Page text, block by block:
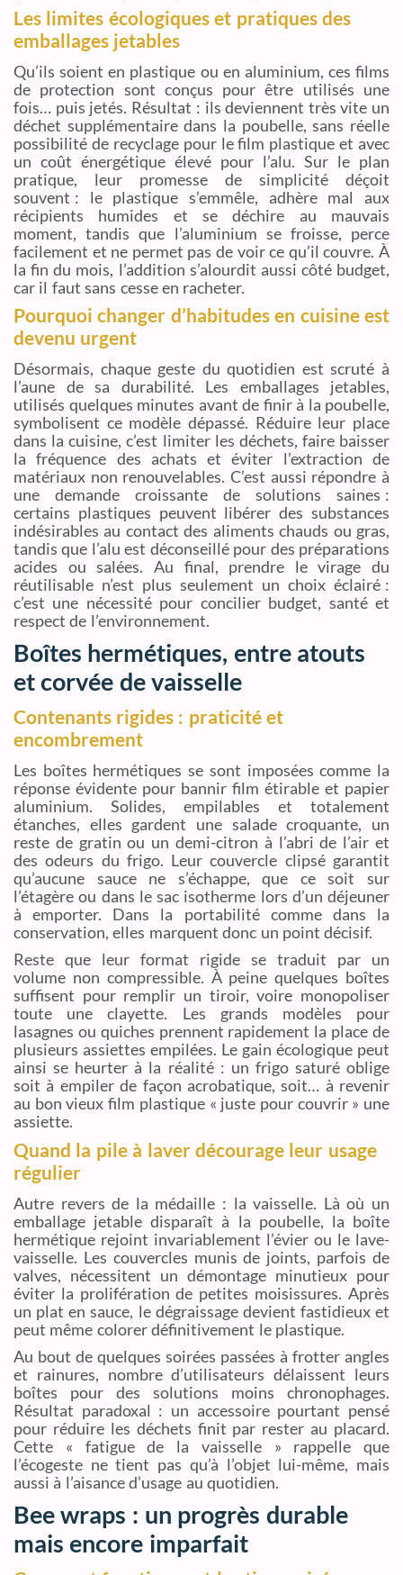
Les limites écologiques et pratiques des
emballages jetables
Qu’ils soient en plastique ou en aluminium, ces films
de protection sont conçus pour être utilisés une
fois… puis jetés. Résultat : ils deviennent très vite un
déchet supplémentaire dans la poubelle, sans réelle
possibilité de recyclage pour le film plastique et avec
un coût énergétique élevé pour l’alu. Sur le plan
pratique, leur promesse de simplicité déçoit
souvent : le plastique s’emmêle, adhère mal aux
récipients humides et se déchire au mauvais
moment, tandis que l’aluminium se froisse, perce
facilement et ne permet pas de voir ce qu’il couvre. À
la fin du mois, l’addition s’alourdit aussi côté budget,
car il faut sans cesse en racheter.
Pourquoi changer d’habitudes en cuisine est
devenu urgent
Désormais, chaque geste du quotidien est scruté à
l’aune de sa durabilité. Les emballages jetables,
utilisés quelques minutes avant de finir à la poubelle,
symbolisent ce modèle dépassé. Réduire leur place
dans la cuisine, c’est limiter les déchets, faire baisser
la fréquence des achats et éviter l’extraction de
matériaux non renouvelables. C’est aussi répondre à
une demande croissante de solutions saines :
certains plastiques peuvent libérer des substances
indésirables au contact des aliments chauds ou gras,
tandis que l’alu est déconseillé pour des préparations
acides ou salées. Au final, prendre le virage du
réutilisable n’est plus seulement un choix éclairé :
c’est une nécessité pour concilier budget, santé et
respect de l’environnement.
Boîtes hermétiques, entre atouts
et corvée de vaisselle
Contenants rigides : praticité et
encombrement
Les boîtes hermétiques se sont imposées comme la
réponse évidente pour bannir film étirable et papier
aluminium. Solides, empilables et totalement
étanches, elles gardent une salade croquante, un
reste de gratin ou un demi-citron à l’abri de l’air et
des odeurs du frigo. Leur couvercle clipsé garantit
qu’aucune sauce ne s’échappe, que ce soit sur
l’étagère ou dans le sac isotherme lors d’un déjeuner
à emporter. Dans la portabilité comme dans la
conservation, elles marquent donc un point décisif.
Reste que leur format rigide se traduit par un
volume non compressible. À peine quelques boîtes
suffisent pour remplir un tiroir, voire monopoliser
toute une clayette. Les grands modèles pour
lasagnes ou quiches prennent rapidement la place de
plusieurs assiettes empilées. Le gain écologique peut
ainsi se heurter à la réalité : un frigo saturé oblige
soit à empiler de façon acrobatique, soit… à revenir
au bon vieux film plastique « juste pour couvrir » une
assiette.
Quand la pile à laver décourage leur usage
régulier
Autre revers de la médaille : la vaisselle. Là où un
emballage jetable disparaît à la poubelle, la boîte
hermétique rejoint invariablement l’évier ou le lave-
vaisselle. Les couvercles munis de joints, parfois de
valves, nécessitent un démontage minutieux pour
éviter la prolifération de petites moisissures. Après
un plat en sauce, le dégraissage devient fastidieux et
peut même colorer définitivement le plastique.
Au bout de quelques soirées passées à frotter angles
et rainures, nombre d’utilisateurs délaissent leurs
boîtes pour des solutions moins chronophages.
Résultat paradoxal : un accessoire pourtant pensé
pour réduire les déchets finit par rester au placard.
Cette « fatigue de la vaisselle » rappelle que
l’écogeste ne tient pas qu’à l’objet lui-même, mais
aussi à l’aisance d’usage au quotidien.
Bee wraps : un progrès durable
mais encore imparfait